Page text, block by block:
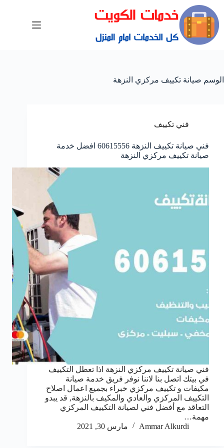
الوسم صيانة تكييف مركزي النزهة
فني تكييف
فني صيانة تكييف النزهة 60615556 افضل خدمة
صيانة تكييف مركزي النزهة
فني صيانة تكييف مركزي النزهة اذا تعطل التكييف
في بيتك اتصل بنا لاننا نوفر فريق خدمة صيانة
مكيفات و تكييف مركزي خبراء بجميع اعمال اصلاح
التكييف المركزي والعادي والمكيف بالنزهة, قد يبدو
التعاقد مع أفضل فني لصيانة التكييف المركزي
مهمة…
Ammar Alkurdi
مارس 30, 2021